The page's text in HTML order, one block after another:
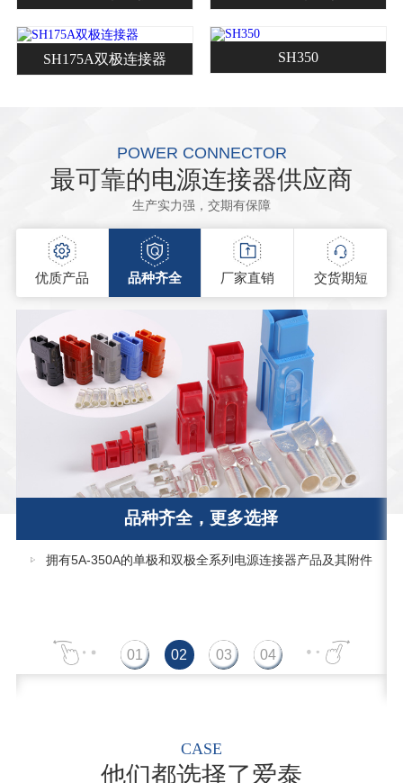
SH175A双极连接器 SH350
POWER CONNECTOR
最可靠的电源连接器供应商
生产实力强，交期有保障
优质产品 品种齐全 厂家直销 交货期短
品种齐全，更多选择
拥有5A-350A的单极和双极全系列电源连接器产品及其附件
CASE
他们都选择了爱泰